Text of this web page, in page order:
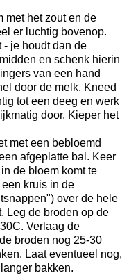
met het zout en de
er luchtig bovenop.
- je houdt dan de
en schenk hierin
van een hand
door de melk. Kneed
tot een deeg en werk
door. Kieper het
met een bebloemd
afgeplatte bal. Keer
de bloem komt te
een kruis in de
over de hele
Leg de broden op de
Verlaag de
broden nog 25-30
Laat eventueel nog,
bakken.